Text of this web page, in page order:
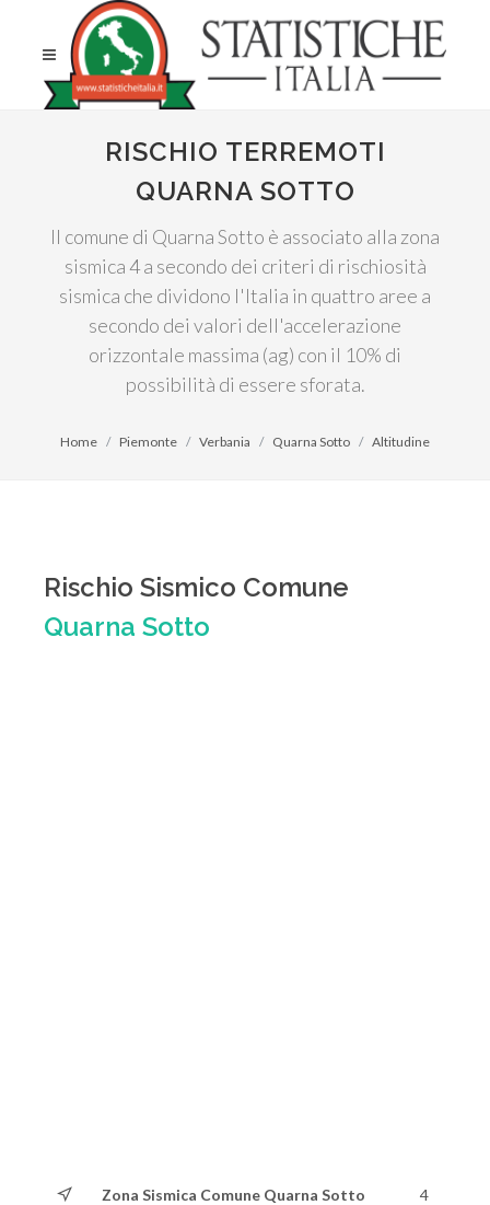
RISCHIO TERREMOTI
QUARNA SOTTO
Il comune di Quarna Sotto è associato alla zona
sismica 4 a secondo dei criteri di rischiosità
sismica che dividono l'Italia in quattro aree a
secondo dei valori dell'accelerazione
orizzontale massima (ag) con il 10% di
possibilità di essere sforata.
Home Piemonte Verbania Quarna Sotto Altitudine
Rischio Sismico Comune
Quarna Sotto
Zona Sismica Comune Quarna Sotto 4